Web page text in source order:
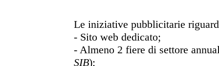
Le iniziative pubblicitarie
- Sito web dedicato;
- Almeno 2 fiere di settore
SIB);